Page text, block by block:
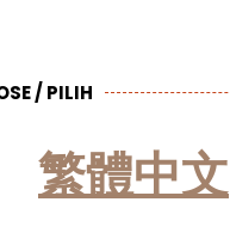
/ PILIH
繁體中文